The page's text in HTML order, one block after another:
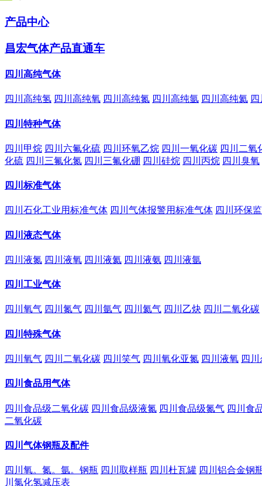
产品中心
昌宏气体产品直通车
四川高纯气体
四川高纯氢 四川高纯氧 四川高纯氮 四川高纯氩 四川高纯氦
四川特种气体
四川甲烷 四川六氟化硫 四川环氧乙烷 四川一氧化碳 四川二氧
化硫 四川三氟化氮 四川三氟化硼 四川硅烷 四川丙烷 四川臭氧
四川标准气体
四川石化工业用标准气体 四川气体报警用标准气体 四川环保
四川液态气体
四川液氮 四川液氧 四川液氦 四川液氨 四川液氩
四川工业气体
四川氧气 四川氮气 四川氩气 四川氦气 四川乙炔 四川二氧化碳
四川特殊气体
四川氧气 四川二氧化碳 四川笑气 四川氧化亚氮 四川液氧 四
四川食品用气体
四川食品级二氧化碳 四川食品级液氮 四川食品级氮气 四川食
二氧化碳
四川气体钢瓶及配件
四川氧。氮。氩。钢瓶 四川取样瓶 四川杜瓦罐 四川铝合金钢
川氯化氢减压表